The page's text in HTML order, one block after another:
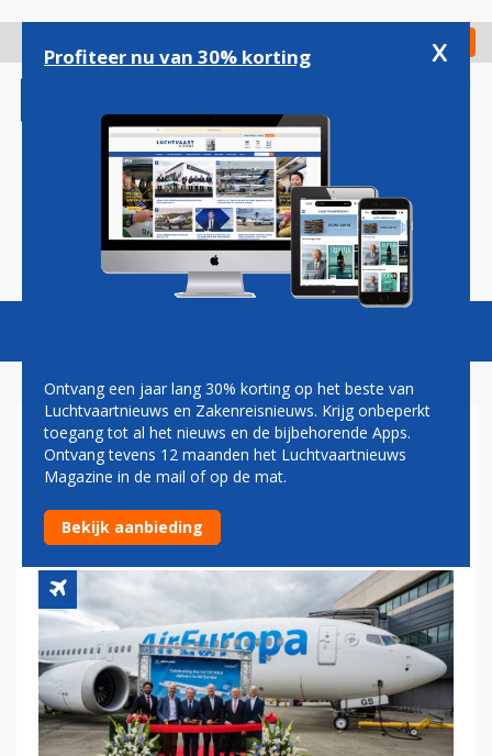
gaan
Check in
Magazine Podcasts Vacatures
PRIMEUR VOOR AIR EUROPA
MET EERSTE SPAANSE
BOEING 737 MAX
Profiteer nu van 30% korting x
Ontvang een jaar lang 30% korting op het beste van
Luchtvaartnieuws en Zakenreisnieuws. Krijg onbeperkt
toegang tot al het nieuws en de bijbehorende Apps.
Ontvang tevens 12 maanden het Luchtvaartnieuws
Magazine in de mail of op de mat.
Bekijk aanbieding